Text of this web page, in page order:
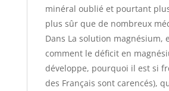
minéral oublié et pourtant
plus sûr que de nombreux
Dans La solution magnésium,
comment le déficit en
développe, pourquoi il est si
des Français sont carencés),